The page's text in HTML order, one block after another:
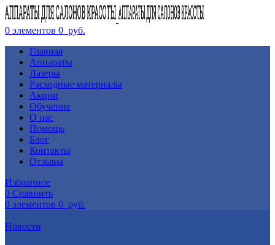
0 элементов 0 руб.
Главная
Аппараты
Лазеры
Расходные материалы
Акции
Обучение
О нас
Помощь
Блог
Контакты
Отзывы
Избранное
0 Сравнить
0 элементов 0 руб.
Новости